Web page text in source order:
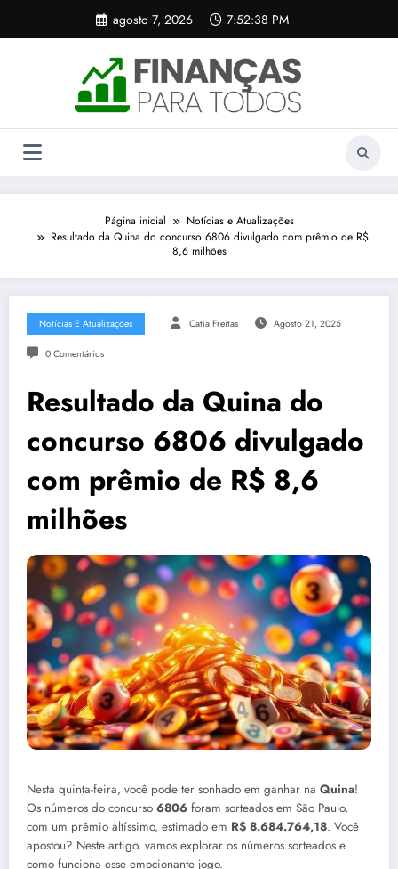
o
agosto 7, 2026 7:52:38 PM
Página inicial
Notícias e Atualizações
Resultado da Quina do concurso 6806 divulgado com prêmio de R$
8,6 milhões
Notícias E Atualizações Catia Freitas Agosto 21, 2025
0 Comentários
Resultado da Quina do
concurso 6806 divulgado
com prêmio de R$ 8,6
milhões
Nesta quinta-feira, você pode ter sonhado em ganhar na Quina!
Os números do concurso 6806 foram sorteados em São Paulo,
com um prêmio altíssimo, estimado em R$ 8.684.764,18. Você
apostou? Neste artigo, vamos explorar os números sorteados e
como funciona esse emocionante jogo.